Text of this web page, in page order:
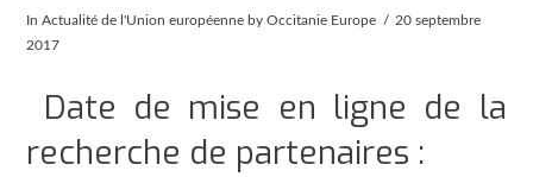
InActualité de l'Union européenne by Occitanie Europe
20 septembre
2017
Date de mise en ligne de la
recherche de partenaires :